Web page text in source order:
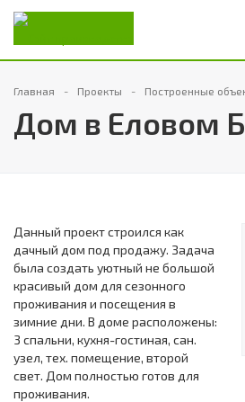
Главная Проекты Построенные
Дом в Еловом
Данный проект строился как
дачный дом под продажу. Задача
была создать уютный не большой
красивый дом для сезонного
проживания и посещения в
зимние дни. В доме расположены:
3 спальни, кухня-гостиная, сан.
узел, тех. помещение, второй
свет. Дом полностью готов для
проживания.